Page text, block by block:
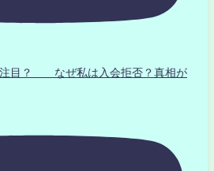
注目？ なぜ私は入会拒否？真相が